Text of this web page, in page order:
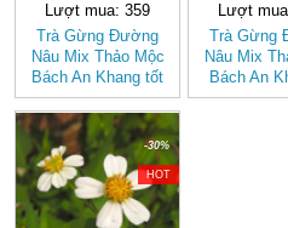
Lượt mua: 359
Trà Gừng Đường
Nâu Mix Thảo Mộc
Bách An Khang tốt
cho sức khỏe, dễ
uống
Lượt
Trà Gừng
Nâu Mix
Bách An
Thơm Ấm
-30%
HOT